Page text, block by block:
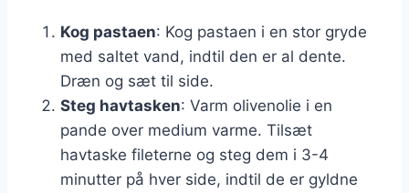
Kog pastaen: Kog pastaen i en stor gryde
med saltet vand, indtil den er al dente.
Dræn og sæt til side.
Steg havtasken: Varm olivenolie i en
pande over medium varme. Tilsæt
havtaske fileterne og steg dem i 3-4
minutter på hver side, indtil de er gyldne